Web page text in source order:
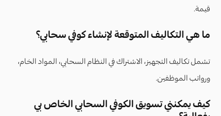
قيمة.
ما هي التكاليف المتوقعة لإنشاء كوفي سحابي؟
تشمل تكاليف التجهيز، الاشتراك في النظام السحابي، المواد الخام،
ورواتب الموظفين.
كيف يمكنني تسويق الكوفي السحابي الخاص بي